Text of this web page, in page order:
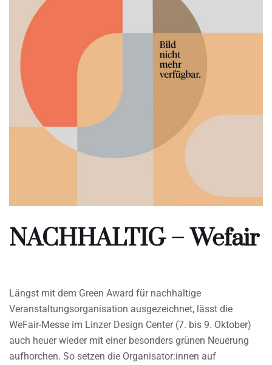
NACHHALTIG – Wefair
Längst mit dem Green Award für nachhaltige
Veranstaltungsorganisation ausgezeichnet, lässt die
WeFair-Messe im Linzer Design Center (7. bis 9. Oktober)
auch heuer wieder mit einer besonders grünen Neuerung
aufhorchen. So setzen die Organisator:innen auf